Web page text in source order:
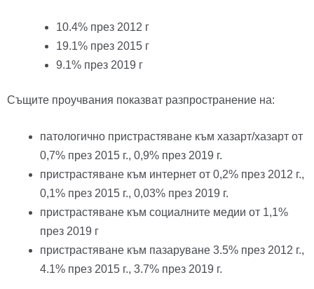
10.4% през 2012 г
19.1% през 2015 г
9.1% през 2019 г
Същите проучвания показват разпространение на:
патологично пристрастяване към хазарт/хазарт от
0,7% през 2015 г., 0,9% през 2019 г.
пристрастяване към интернет от 0,2% през 2012 г.,
0,1% през 2015 г., 0,03% през 2019 г.
пристрастяване към социалните медии от 1,1%
през 2019 г
пристрастяване към пазаруване 3.5% през 2012 г.,
4.1% през 2015 г., 3.7% през 2019 г.